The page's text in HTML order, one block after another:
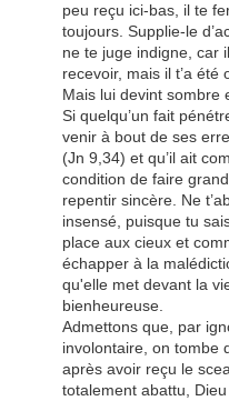
peu reçu ici-bas, il te
toujours. Supplie-le
ne te juge indigne, car
recevoir, mais il t’a été
Mais lui devint sombre
Si quelqu’un fait
venir à bout de ses
(Jn 9,34) et qu’il ait
condition de faire
repentir sincère. Ne
insensé, puisque tu
place aux cieux et
échapper à la
qu'elle met devant la
bienheureuse.
Admettons que, par
involontaire, on tombe
après avoir reçu le
totalement abattu,